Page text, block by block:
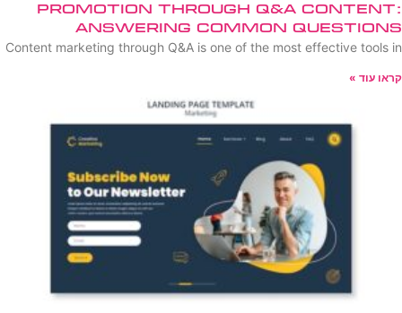
Promotion Through Q&A Content:
Answering Common Questions
Content marketing through Q&A is one of the most effective tools in
קראו עוד »